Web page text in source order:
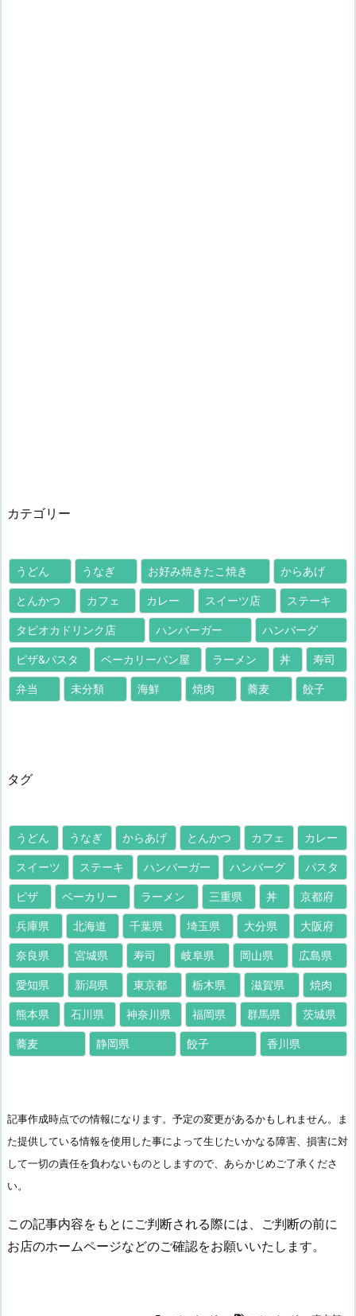
カテゴリー
うどん うなぎ お好み焼きたこ焼き からあげ
とんかつ カフェ カレー スイーツ店 ステーキ
タピオカドリンク店 ハンバーガー ハンバーグ
ピザ&パスタ ベーカリーパン屋 ラーメン 丼 寿司
弁当 未分類 海鮮 焼肉 蕎麦 餃子
タグ
うどん うなぎ からあげ とんかつ カフェ カレー
スイーツ ステーキ ハンバーガー ハンバーグ パスタ
ピザ ベーカリー ラーメン 三重県 丼 京都府
兵庫県 北海道 千葉県 埼玉県 大分県 大阪府
奈良県 宮城県 寿司 岐阜県 岡山県 広島県
愛知県 新潟県 東京都 栃木県 滋賀県 焼肉
熊本県 石川県 神奈川県 福岡県 群馬県 茨城県
蕎麦 静岡県 餃子 香川県
記事作成時点での情報になります。予定の変更があるかもしれません。ま
た提供している情報を使用した事によって生じたいかなる障害、損害に対
して一切の責任を負わないものとしますので、あらかじめご了承くださ
い。
この記事内容をもとにご判断される際には、ご判断の前に
お店のホームページなどのご確認をお願いいたします。